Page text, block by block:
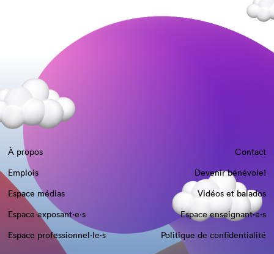
À propos
Contact
Emplois
Devenir bénévole!
Espace médias
Vidéos et balados
Espace exposant·e⋅s
Espace enseignant·e⋅s
Espace professionnel·le⋅s
Politique de confidentialité